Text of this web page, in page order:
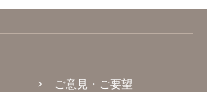
ご意見・ご要望